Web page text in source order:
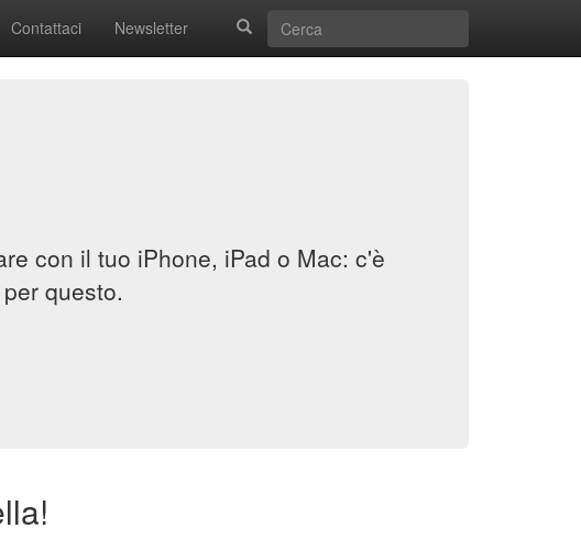
Contattaci Newsletter
con il tuo iPhone, iPad o Mac: c'è
questo.